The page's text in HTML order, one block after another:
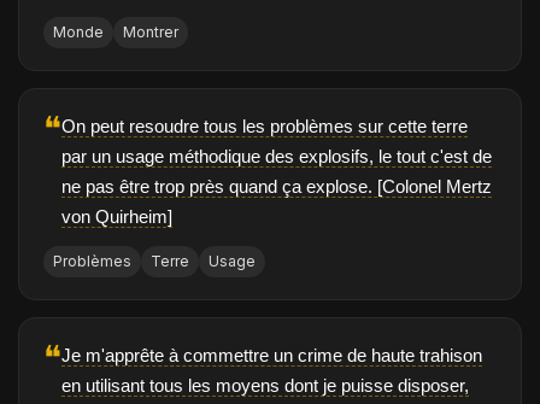
Monde Montrer
❝On peut resoudre tous les problèmes sur cette terre
par un usage méthodique des explosifs, le tout c'est de
ne pas être trop près quand ça explose. [Colonel Mertz
von Quirheim]
Problèmes Terre Usage
❝Je m'apprête à commettre un crime de haute trahison
en utilisant tous les moyens dont je puisse disposer,